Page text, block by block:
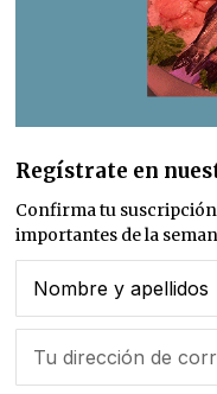
Regístrate en
Confirma tu
importantes de la